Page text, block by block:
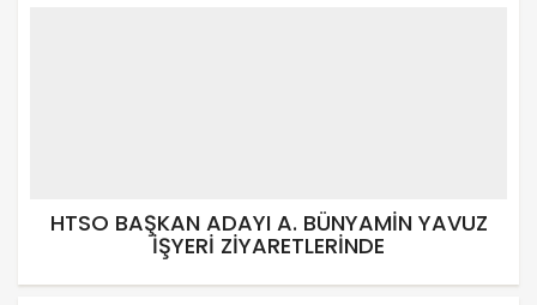
HTSO BAŞKAN ADAYI A. BÜNYAMİN YAVUZ
İŞYERİ ZİYARETLERİNDE